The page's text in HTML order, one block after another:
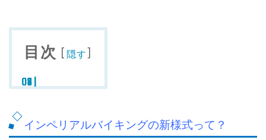
目次 [ 隠す]
インペリアルバイキングの新様式って？